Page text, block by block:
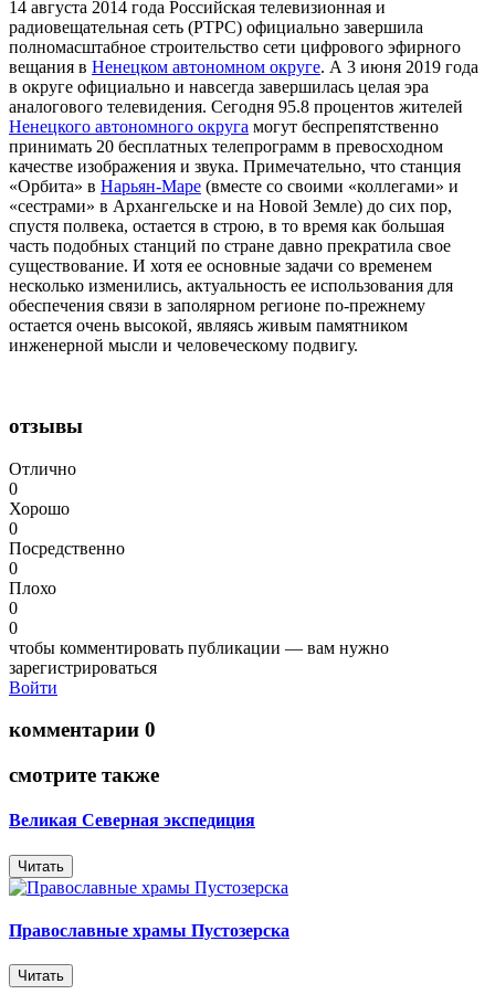
14 августа 2014 года Российская телевизионная и
радиовещательная сеть (РТРС) официально завершила
полномасштабное строительство сети цифрового эфирного
вещания в Ненецком автономном округе. А 3 июня 2019 года
в округе официально и навсегда завершилась целая эра
аналогового телевидения. Сегодня 95.8 процентов жителей
Ненецкого автономного округа могут беспрепятственно
принимать 20 бесплатных телепрограмм в превосходном
качестве изображения и звука. Примечательно, что станция
«Орбита» в Нарьян-Маре (вместе со своими «коллегами» и
«сестрами» в Архангельске и на Новой Земле) до сих пор,
спустя полвека, остается в строю, в то время как большая
часть подобных станций по стране давно прекратила свое
существование. И хотя ее основные задачи со временем
несколько изменились, актуальность ее использования для
обеспечения связи в заполярном регионе по-прежнему
остается очень высокой, являясь живым памятником
инженерной мысли и человеческому подвигу.
отзывы
Отлично
0
Хорошо
0
Посредственно
0
Плохо
0
0
чтобы комментировать публикации — вам нужно
зарегистрироваться
Войти
комментарии 0
смотрите также
Великая Северная экспедиция
Читать
Православные храмы Пустозерска
Читать